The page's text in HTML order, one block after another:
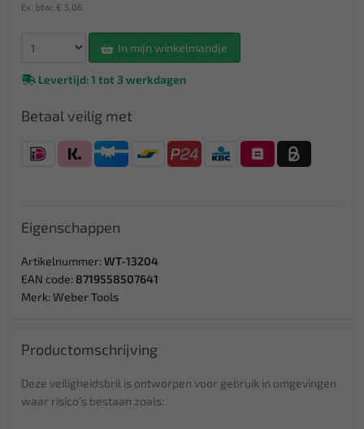
Ex. btw: € 5,06
In mijn winkelmandje
Levertijd: 1 tot 3 werkdagen
Betaal veilig met
Eigenschappen
Artikelnummer: WT-13204
EAN code: 8719558507641
Merk: Weber Tools
Productomschrijving
Deze veiligheidsbril is ontworpen voor gebruik in omgevingen
waar risico’s bestaan zoals: